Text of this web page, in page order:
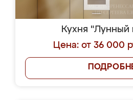
Кухня "Лунный
Цена: от 36 000